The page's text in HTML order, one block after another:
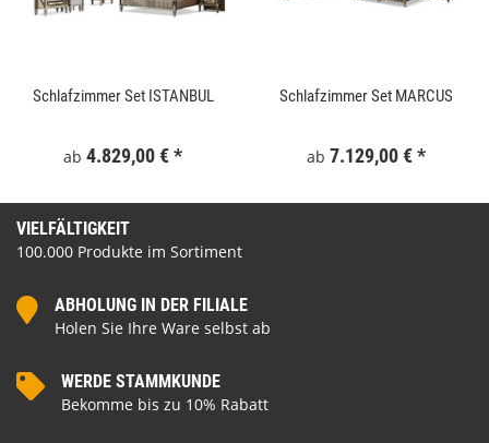
Schlafzimmer Set ISTANBUL
ab 4.829,00 €*
Schlafzimmer Set MARCUS
ab 7.129,00 €*
VIELFÄLTIGKEIT
100.000 Produkte im Sortiment
ABHOLUNG IN DER FILIALE
Holen Sie Ihre Ware selbst ab
WERDE STAMMKUNDE
Bekomme bis zu 10% Rabatt